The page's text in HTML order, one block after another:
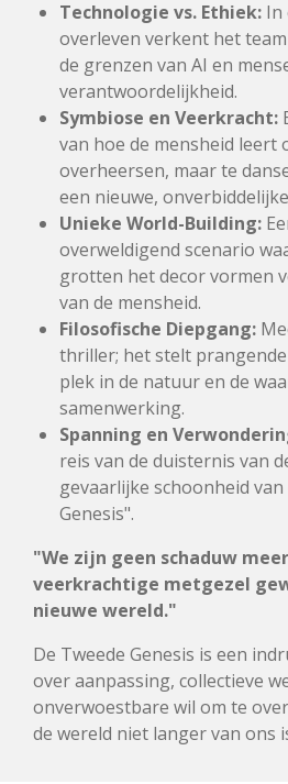
Technologie vs. Ethiek: In
overleven verkent het
de grenzen van AI en
verantwoordelijkheid.
Symbiose en Veerkracht:
van hoe de mensheid leert
overheersen, maar te
een nieuwe,
Unieke World-Building:
overweldigend scenario
grotten het decor vormen
van de mensheid.
Filosofische Diepgang:
thriller; het stelt
plek in de natuur en de
samenwerking.
Spanning en
reis van de duisternis van
gevaarlijke schoonheid van
Genesis".
"We zijn geen schaduw
veerkrachtige metgezel
nieuwe wereld."
De Tweede Genesis is een
over aanpassing, collectieve
onverwoestbare wil om te
de wereld niet langer van ons